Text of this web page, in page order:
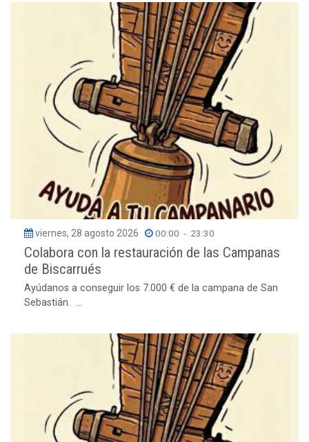
viernes, 28 agosto 2026 00:00 - 23:30
Colabora con la restauración de las Campanas
de Biscarrués
Ayúdanos a conseguir los 7.000 € de la campana de San
Sebastián. ...